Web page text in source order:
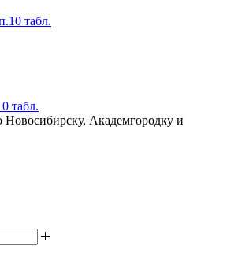
табл.
Новосибирску, Академгородку и